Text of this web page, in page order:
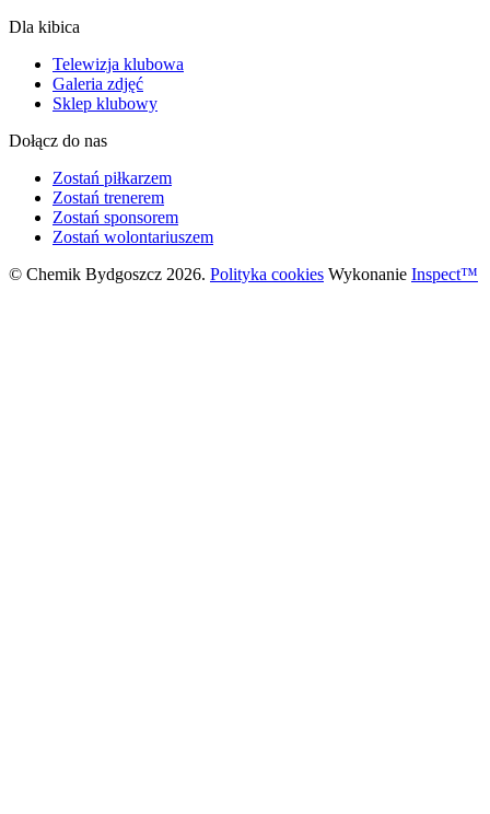
Dla kibica
Telewizja klubowa
Galeria zdjęć
Sklep klubowy
Dołącz do nas
Zostań piłkarzem
Zostań trenerem
Zostań sponsorem
Zostań wolontariuszem
© Chemik Bydgoszcz 2026. Polityka cookies Wykonanie Inspect™